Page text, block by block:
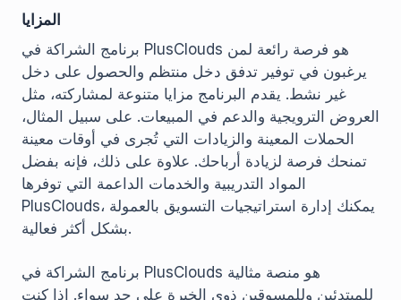
المزايا
برنامج الشراكة في PlusClouds هو فرصة رائعة لمن
يرغبون في توفير تدفق دخل منتظم والحصول على دخل
غير نشط. يقدم البرنامج مزايا متنوعة لمشاركته، مثل
العروض الترويجية والدعم في المبيعات. على سبيل المثال،
الحملات المعينة والزيادات التي تُجرى في أوقات معينة
تمنحك فرصة لزيادة أرباحك. علاوة على ذلك، فإنه بفضل
المواد التدريبية والخدمات الداعمة التي توفرها
PlusClouds، يمكنك إدارة استراتيجيات التسويق بالعمولة
بشكل أكثر فعالية.
برنامج الشراكة في PlusClouds هو منصة مثالية
للمبتدئين وللمسوقين ذوي الخبرة على حد سواء. إذا كنت